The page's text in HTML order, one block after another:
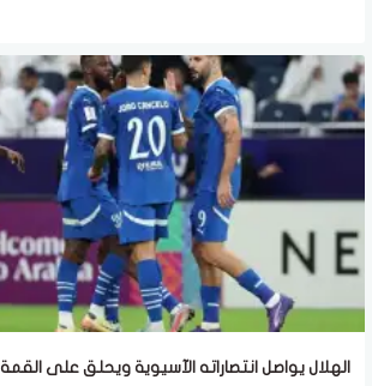
الهلال يواصل انتصاراته الآسيوية ويحلق على القمة